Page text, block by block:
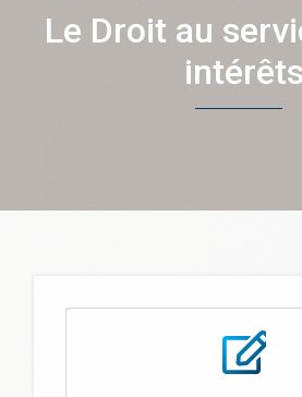
Le Droit au
intérêts